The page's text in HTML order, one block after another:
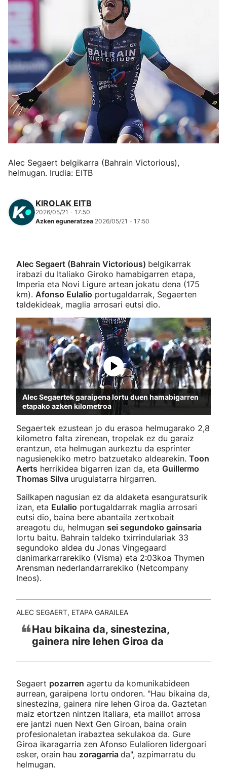
Herri-kirolak
Eskubaloia
Kirolak 360
Atletismoa
Mendi-lasterketak
Alec Segaert belgikarra (Bahrain Victorious),
helmugan. Irudia: EITB
KIROLAK EITB
2026/05/21 - 17:50
Azken eguneratzea 2026/05/21 - 17:50
Alec Segaert (Bahrain Victorious) belgikarrak
irabazi du Italiako Giroko hamabigarren etapa,
Imperia eta Novi Ligure artean jokatu dena (175
km). Afonso Eulalio portugaldarrak, Segaerten
taldekideak, maglia arrosari eutsi dio.
Alec Segaertek garaipena lortu duen hamabigarren
etapako azken kilometroa
Segaertek ezustean jo du erasoa helmugarako 2,8
kilometro falta zirenean, tropelak ez du garaiz
erantzun, eta helmugan aurkeztu da esprinter
nagusienekiko metro batzuetako aldearekin. Toon
Aerts herrikidea bigarren izan da, eta Guillermo
Thomas Silva uruguiatarra hirgarren.
Sailkapen nagusian ez da aldaketa esanguratsurik
izan, eta Eulalio portugaldarrak maglia arrosari
eutsi dio, baina bere abantaila zertxobait
areagotu du, helmugan sei segundoko gainsaria
lortu baitu. Bahrain taldeko txirrindulariak 33
segundoko aldea du Jonas Vingegaard
danimarkarrarekiko (Visma) eta 2:03koa Thymen
Arensman nederlandarrarekiko (Netcompany
Ineos).
ALEC SEGAERT, ETAPA GARAILEA
❝Hau bikaina da, sinestezina,
gainera nire lehen Giroa da
Segaert pozarren agertu da komunikabideen
aurrean, garaipena lortu ondoren. "Hau bikaina da,
sinestezina, gainera nire lehen Giroa da. Gaztetan
maiz etortzen nintzen Italiara, eta maillot arrosa
ere jantzi nuen Next Gen Giroan, baina orain
profesionaletan irabaztea sekulakoa da. Gure
Giroa ikaragarria zen Afonso Eulalioren lidergoari
esker, orain hau zoragarria da", azpimarratu du
helmugan.